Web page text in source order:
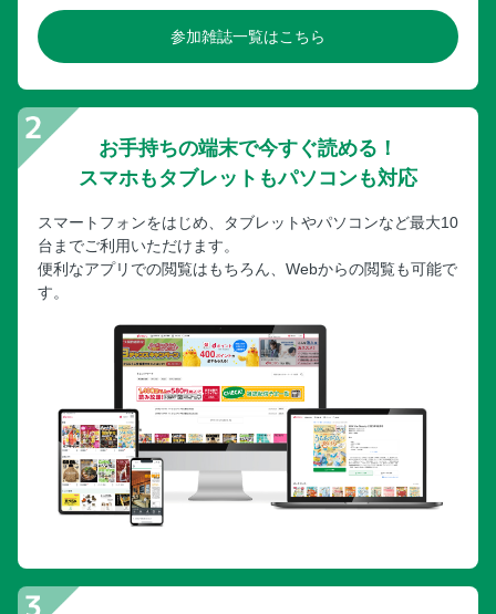
参加雑誌一覧はこちら
お手持ちの端末で今すぐ読める！
スマホもタブレットもパソコンも対応
スマートフォンをはじめ、タブレットやパソコンなど最大10
台までご利用いただけます。
便利なアプリでの閲覧はもちろん、Webからの閲覧も可能で
す。